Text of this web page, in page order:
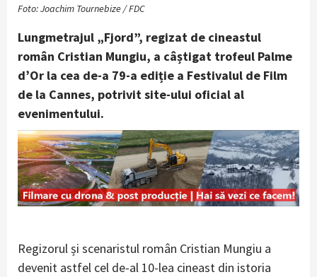
Foto: Joachim Tournebize / FDC
Lungmetrajul „Fjord”, regizat de cineastul
român Cristian Mungiu, a câștigat trofeul Palme
d’Or la cea de-a 79-a ediție a Festivalul de Film
de la Cannes, potrivit site-ului oficial al
evenimentului.
Regizorul și scenaristul român Cristian Mungiu a
devenit astfel cel de-al 10-lea cineast din istoria